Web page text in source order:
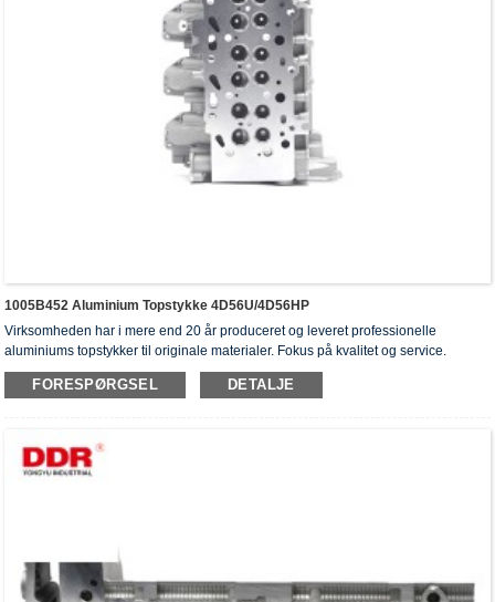
1005B452 Aluminium Topstykke 4D56U/4D56HP
Virksomheden har i mere end 20 år produceret og leveret professionelle
aluminiums topstykker til originale materialer. Fokus på kvalitet og service.
Topstykkerne har opnået ISO16949-godkendelsescertifikater, "højtforseglet
topstykke", "cylinderhovedernes lange levetid" og fem andre
FORESPØRGSEL DETALJE